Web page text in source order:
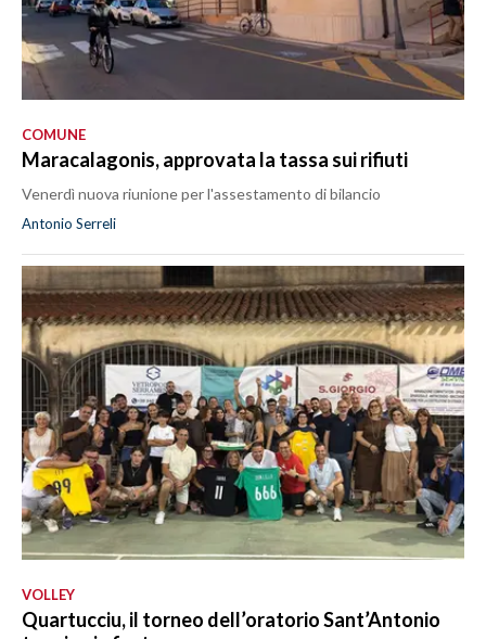
COMUNE
Maracalagonis, approvata la tassa sui rifiuti
Venerdì nuova riunione per l'assestamento di bilancio
Antonio Serreli
VOLLEY
Quartucciu, il torneo dell’oratorio Sant’Antonio